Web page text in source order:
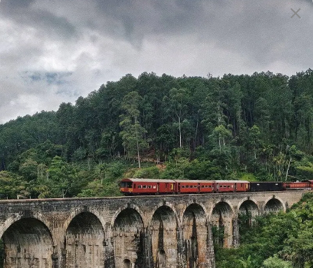
Día 7: Jaisalmer – Jodhpur
Día 8: Jodhpur – Ranakpur – Udaipur
Día 9: Udaipur – Ciudad de los Lagos
Día 10: Udaipur – Pushkar
Día 11: Pushkar – Jaipur
Día 12: Jaipur – Palacios y Astronomía